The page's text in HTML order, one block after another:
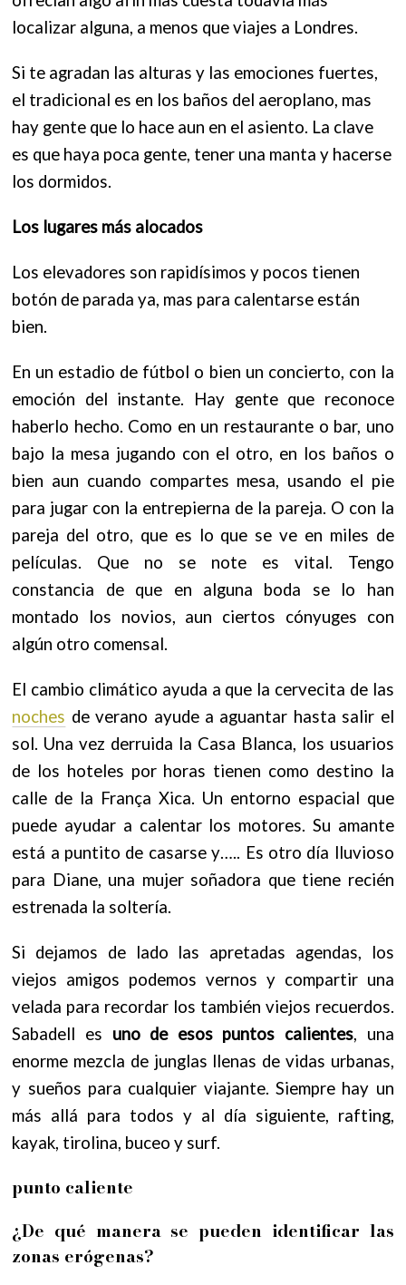
localizar alguna, a menos que viajes a Londres.
Si te agradan las alturas y las emociones fuertes,
el tradicional es en los baños del aeroplano, mas
hay gente que lo hace aun en el asiento. La clave
es que haya poca gente, tener una manta y hacerse
los dormidos.
Los lugares más alocados
Los elevadores son rapidísimos y pocos tienen
botón de parada ya, mas para calentarse están
bien.
En un estadio de fútbol o bien un concierto, con la
emoción del instante. Hay gente que reconoce
haberlo hecho. Como en un restaurante o bar, uno
bajo la mesa jugando con el otro, en los baños o
bien aun cuando compartes mesa, usando el pie
para jugar con la entrepierna de la pareja. O con la
pareja del otro, que es lo que se ve en miles de
películas. Que no se note es vital. Tengo
constancia de que en alguna boda se lo han
montado los novios, aun ciertos cónyuges con
algún otro comensal.
El cambio climático ayuda a que la cervecita de las
noches de verano ayude a aguantar hasta salir el
sol. Una vez derruida la Casa Blanca, los usuarios
de los hoteles por horas tienen como destino la
calle de la França Xica. Un entorno espacial que
puede ayudar a calentar los motores. Su amante
está a puntito de casarse y….. Es otro día lluvioso
para Diane, una mujer soñadora que tiene recién
estrenada la soltería.
Si dejamos de lado las apretadas agendas, los
viejos amigos podemos vernos y compartir una
velada para recordar los también viejos recuerdos.
Sabadell es uno de esos puntos calientes, una
enorme mezcla de junglas llenas de vidas urbanas,
y sueños para cualquier viajante. Siempre hay un
más allá para todos y al día siguiente, rafting,
kayak, tirolina, buceo y surf.
punto caliente
¿De qué manera se pueden identificar las
zonas erógenas?